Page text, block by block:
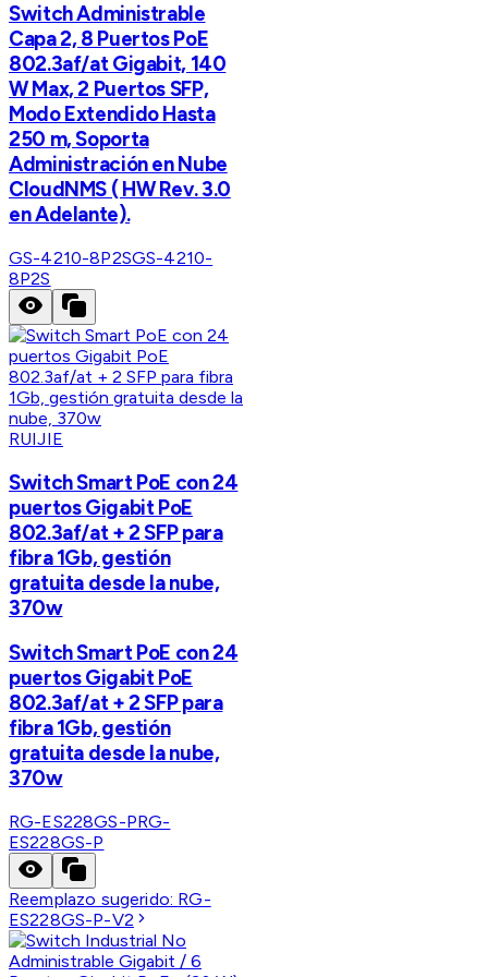
Switch Administrable
Capa 2, 8 Puertos PoE
802.3af/at Gigabit, 140
W Max, 2 Puertos SFP,
Modo Extendido Hasta
250 m, Soporta
Administración en Nube
CloudNMS ( HW Rev. 3.0
en Adelante).
GS-4210-8P2SGS-4210-
8P2S
RUIJIE
Switch Smart PoE con 24
puertos Gigabit PoE
802.3af/at + 2 SFP para
fibra 1Gb, gestión
gratuita desde la nube,
370w
Switch Smart PoE con 24
puertos Gigabit PoE
802.3af/at + 2 SFP para
fibra 1Gb, gestión
gratuita desde la nube,
370w
RG-ES228GS-PRG-
ES228GS-P
Reemplazo sugerido: RG-
ES228GS-P-V2